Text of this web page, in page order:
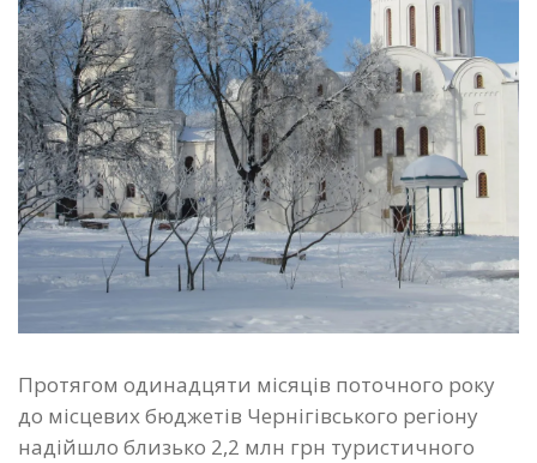
Протягом одинадцяти місяців поточного року
до місцевих бюджетів Чернігівського регіону
надійшло близько 2,2 млн грн туристичного